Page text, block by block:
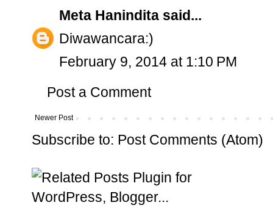
Meta Hanindita said...
Diwawancara:)
February 9, 2014 at 1:10 PM
Post a Comment
Newer Post
Subscribe to: Post Comments (Atom)